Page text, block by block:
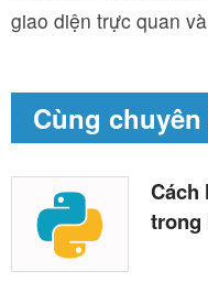
giao diện trực quan
Cùng
Cách
trong